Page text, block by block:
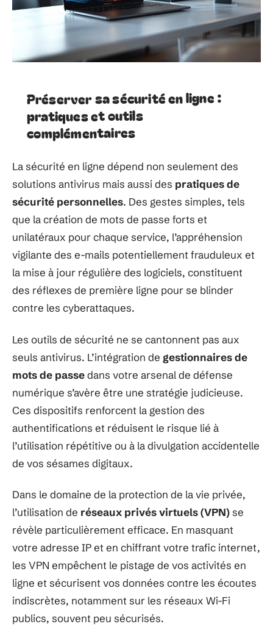
Préserver sa sécurité en ligne :
pratiques et outils
complémentaires
La sécurité en ligne dépend non seulement des
solutions antivirus mais aussi des pratiques de
sécurité personnelles. Des gestes simples, tels
que la création de mots de passe forts et
unilatéraux pour chaque service, l’appréhension
vigilante des e-mails potentiellement frauduleux et
la mise à jour régulière des logiciels, constituent
des réflexes de première ligne pour se blinder
contre les cyberattaques.
Les outils de sécurité ne se cantonnent pas aux
seuls antivirus. L’intégration de gestionnaires de
mots de passedans votre arsenal de défense
numérique s’avère être une stratégie judicieuse.
Ces dispositifs renforcent la gestion des
authentifications et réduisent le risque lié à
l’utilisation répétitive ou à la divulgation accidentelle
de vos sésames digitaux.
Dans le domaine de la protection de la vie privée,
l’utilisation de réseaux privés virtuels (VPN)se
révèle particulièrement efficace. En masquant
votre adresse IP et en chiffrant votre trafic internet,
les VPN empêchent le pistage de vos activités en
ligne et sécurisent vos données contre les écoutes
indiscrètes, notamment sur les réseaux Wi-Fi
publics, souvent peu sécurisés.